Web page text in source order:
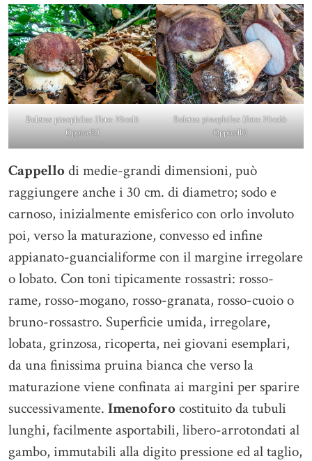
Boletus pinophilus (foto: Nicolò
Oppicelli)
Boletus pinophilus (foto: Nicolò
Oppicelli)
Cappellodi medie-grandi dimensioni, può
raggiungere anche i 30 cm. di diametro; sodo e
carnoso, inizialmente emisferico con orlo involuto
poi, verso la maturazione, convesso ed infine
appianato-guancialiforme con il margine irregolare
o lobato. Con toni tipicamente rossastri: rosso-
rame, rosso-mogano, rosso-granata, rosso-cuoio o
bruno-rossastro. Superficie umida, irregolare,
lobata, grinzosa, ricoperta, nei giovani esemplari,
da una finissima pruina bianca che verso la
maturazione viene confinata ai margini per sparire
successivamente. Imenoforocostituito da tubuli
lunghi, facilmente asportabili, libero-arrotondati al
gambo, immutabili alla digito pressione ed al taglio,